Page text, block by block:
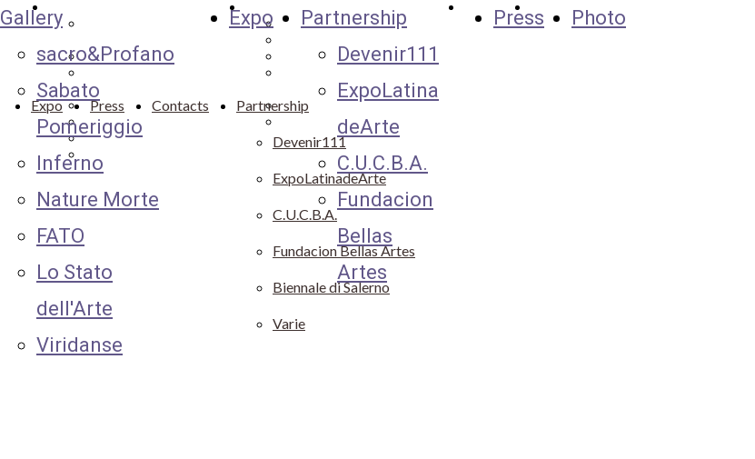
Nature Morte
dell'Arte
Viridanse
FATO
Inferno
Sacro&Profano
Partnership
Devenir111
C.U.C.B.A.
Biennale di Salerno
Press
Gallery
sacro&Profano
Sabato
Pomeriggio
Inferno
Nature Morte
FATO
Lo Stato
dell'Arte
Viridanse
Expo
Partnership
Devenir111
ExpoLatina
deArte
C.U.C.B.A.
Fundacion
Bellas
Artes
Press Photo
Expo Press Contacts Partnership
Devenir111
ExpoLatinadeArte
C.U.C.B.A.
Fundacion Bellas Artes
Biennale di Salerno
Varie